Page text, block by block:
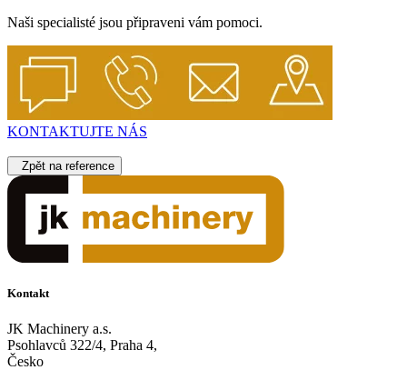
Naši specialisté jsou připraveni vám pomoci.
KONTAKTUJTE NÁS
Zpět na reference
Kontakt
JK Machinery a.s.
Psohlavců 322/4, Praha 4,
Česko